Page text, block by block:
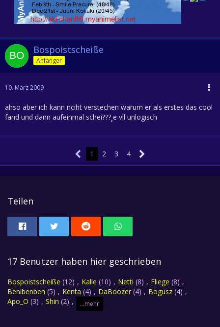
Bospoistscheiße
Anfänger
10. März 2009
ahso aber ich kann nciht verstechen warum er als erstes das cool
fand und dann aufeinmal schei???¸e vll unlogisch
1 2 3 4
Teilen
17 Benutzer haben hier geschrieben
Bospoistscheiße (12) Kalle (10) Netti (8) Fliege (8)
Benibenben (5) Kenta (4) DaBoozer (4) Bogusz (4)
Apo_O (3) Shin (2) ...mehr